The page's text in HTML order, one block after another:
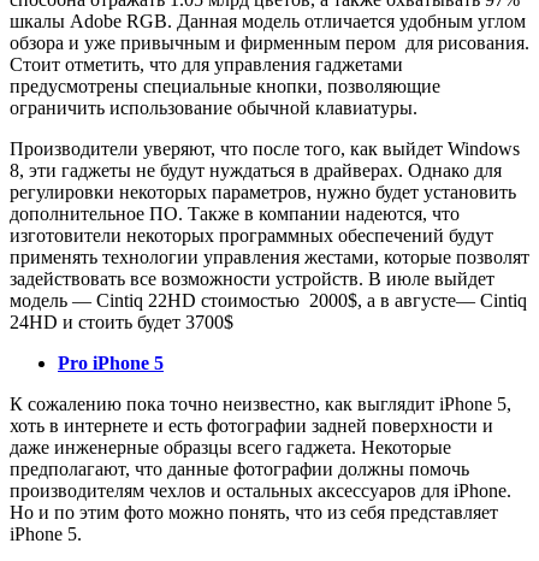
шкалы Adobe RGB. Данная модель отличается удобным углом
обзора и уже привычным и фирменным пером для рисования.
Стоит отметить, что для управления гаджетами
предусмотрены специальные кнопки, позволяющие
ограничить использование обычной клавиатуры.
Производители уверяют, что после того, как выйдет Windows
8, эти гаджеты не будут нуждаться в драйверах. Однако для
регулировки некоторых параметров, нужно будет установить
дополнительное ПО. Также в компании надеются, что
изготовители некоторых программных обеспечений будут
применять технологии управления жестами, которые позволят
задействовать все возможности устройств. В июле выйдет
модель — Cintiq 22HD стоимостью 2000$, а в августе— Cintiq
24HD и стоить будет 3700$
Pro iPhone 5
К сожалению пока точно неизвестно, как выглядит iPhone 5,
хоть в интернете и есть фотографии задней поверхности и
даже инженерные образцы всего гаджета. Некоторые
предполагают, что данные фотографии должны помочь
производителям чехлов и остальных аксессуаров для iPhone.
Но и по этим фото можно понять, что из себя представляет
iPhone 5.